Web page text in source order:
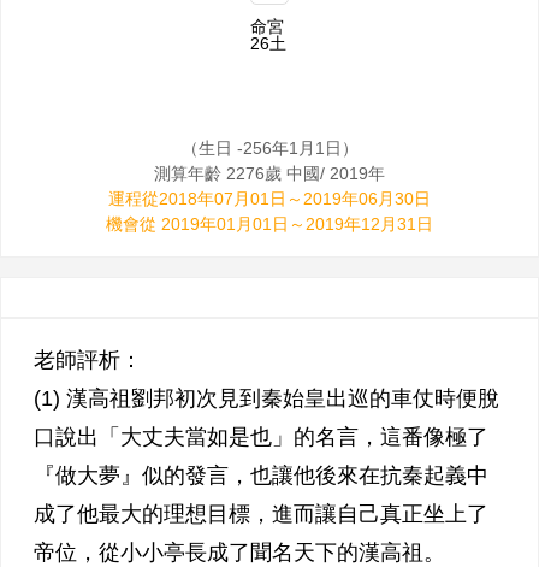
命宮
26土
（生日 -256年1月1日）
測算年齡 2276歲 中國/ 2019年
運程從2018年07月01日～2019年06月30日
機會從 2019年01月01日～2019年12月31日
老師評析：
(1) 漢高祖劉邦初次見到秦始皇出巡的車仗時便脫
口說出「大丈夫當如是也」的名言，這番像極了
『做大夢』似的發言，也讓他後來在抗秦起義中
成了他最大的理想目標，進而讓自己真正坐上了
帝位，從小小亭長成了聞名天下的漢高祖。